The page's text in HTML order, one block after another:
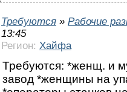
Требуются » Рабочие
13:45
Регион: Хайфа
Требуются: *женщ. и
завод *женщины на